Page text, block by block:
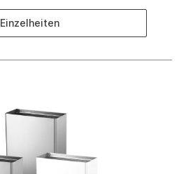
Einzelheiten